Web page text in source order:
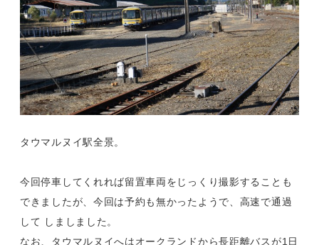
タウマルヌイ駅全景。
今回停車してくれれば留置車両をじっくり撮影することも
できましたが、今回は予約も無かったようで、高速で通過
して しましました。
なお、タウマルヌイへはオークランドから長距離バスが1日